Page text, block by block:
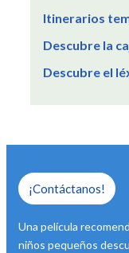
Itinerarios
Descubre la
Descubre el
¡Contáctanos!
Una película
niños pequeños